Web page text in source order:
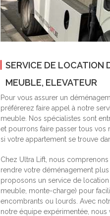
SERVICE DE LOCATION
MEUBLE, ELEVATEUR
Pour vous assurer un
préférerez faire appel à notre
meuble. Nos spécialistes sont
et pourrons faire passer tous
si votre appartement se trouve
Chez Ultra Lift, nous
rendre votre déménagement
proposons un service de
meuble, monte-charge) pour
encombrants ou lourds. Avec
notre équipe expérimentée,